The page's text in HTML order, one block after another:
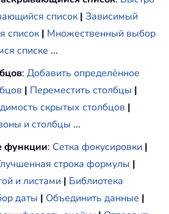
список | Зависимый
список | Множественный выбор
списке ...
: Добавить определённое
| Переместить столбцы |
скрытых столбцов |
и столбцы ...
функции: Сетка фокусировки |
строка формулы |
и листами | Библиотека
даты | Объединить данные |